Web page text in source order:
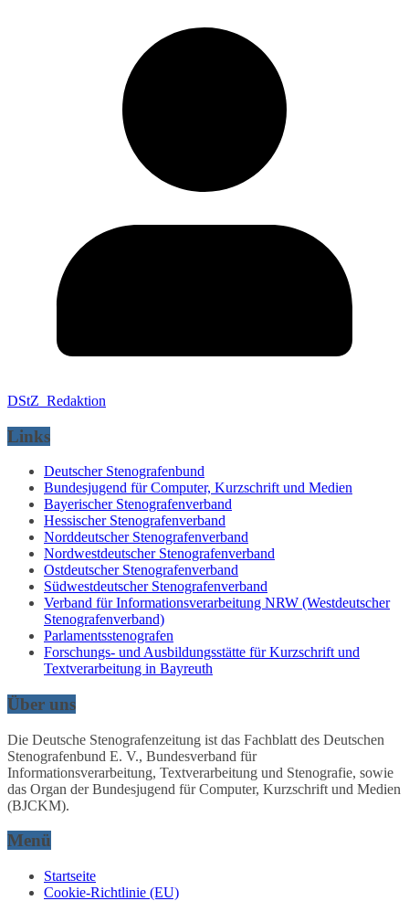
DStZ_Redaktion
Links
Deutscher Stenografenbund
Bundesjugend für Computer, Kurzschrift und Medien
Bayerischer Stenografenverband
Hessischer Stenografenverband
Norddeutscher Stenografenverband
Nordwestdeutscher Stenografenverband
Ostdeutscher Stenografenverband
Südwestdeutscher Stenografenverband
Verband für Informationsverarbeitung NRW (Westdeutscher
Stenografenverband)
Parlamentsstenografen
Forschungs- und Ausbildungsstätte für Kurzschrift und
Textverarbeitung in Bayreuth
Über uns
Die Deutsche Stenografenzeitung ist das Fachblatt des Deutschen
Stenografenbund E. V., Bundesverband für
Informationsverarbeitung, Textverarbeitung und Stenografie, sowie
das Organ der Bundesjugend für Computer, Kurzschrift und Medien
(BJCKM).
Menü
Startseite
Cookie-Richtlinie (EU)